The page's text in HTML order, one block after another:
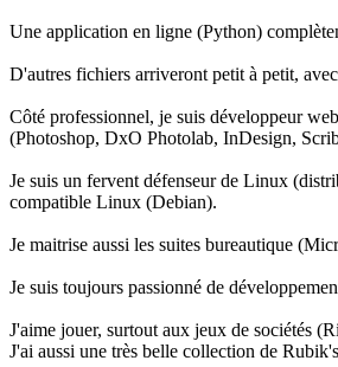
Une application en ligne (Python)
D'autres fichiers arriveront petit à petit,
Côté professionnel, je suis développeur
(Photoshop, DxO Photolab, InDesign,
Je suis un fervent défenseur de Linux
compatible Linux (Debian).
Je maitrise aussi les suites bureautique
Je suis toujours passionné de
J'aime jouer, surtout aux jeux de sociétés
J'ai aussi une très belle collection de